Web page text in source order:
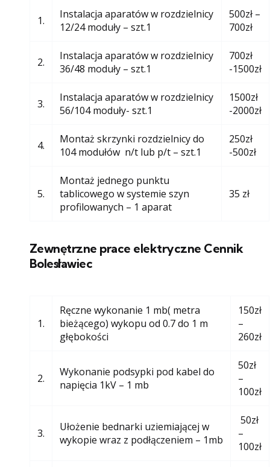
1.
Instalacja aparatów w rozdzielnicy
12/24 moduły – szt.1
500zł –
700zł
2.
Instalacja aparatów w rozdzielnicy
36/48 moduły – szt.1
700zł
-1500zł
3.
Instalacja aparatów w rozdzielnicy
56/104 moduły- szt.1
1500zł
-2000zł
4.
Montaż skrzynki rozdzielnicy do
104 modułów n/t lub p/t – szt.1
250zł
-500zł
5.
Montaż jednego punktu
tablicowego w systemie szyn
profilowanych – 1 aparat
35 zł
Zewnętrzne prace elektryczne Cennik
Bolesławiec
1.
Ręczne wykonanie 1 mb( metra
bieżącego) wykopu od 0.7 do 1 m
głębokości
150zł
–
260zł
2.
Wykonanie podsypki pod kabel do
napięcia 1kV – 1 mb
50zł
–
100zł
3.
Ułożenie bednarki uziemiającej w
wykopie wraz z podłączeniem – 1mb
50zł
–
100zł